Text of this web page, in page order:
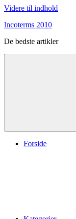
Videre til indhold
Incoterms 2010
De bedste artikler
Forside